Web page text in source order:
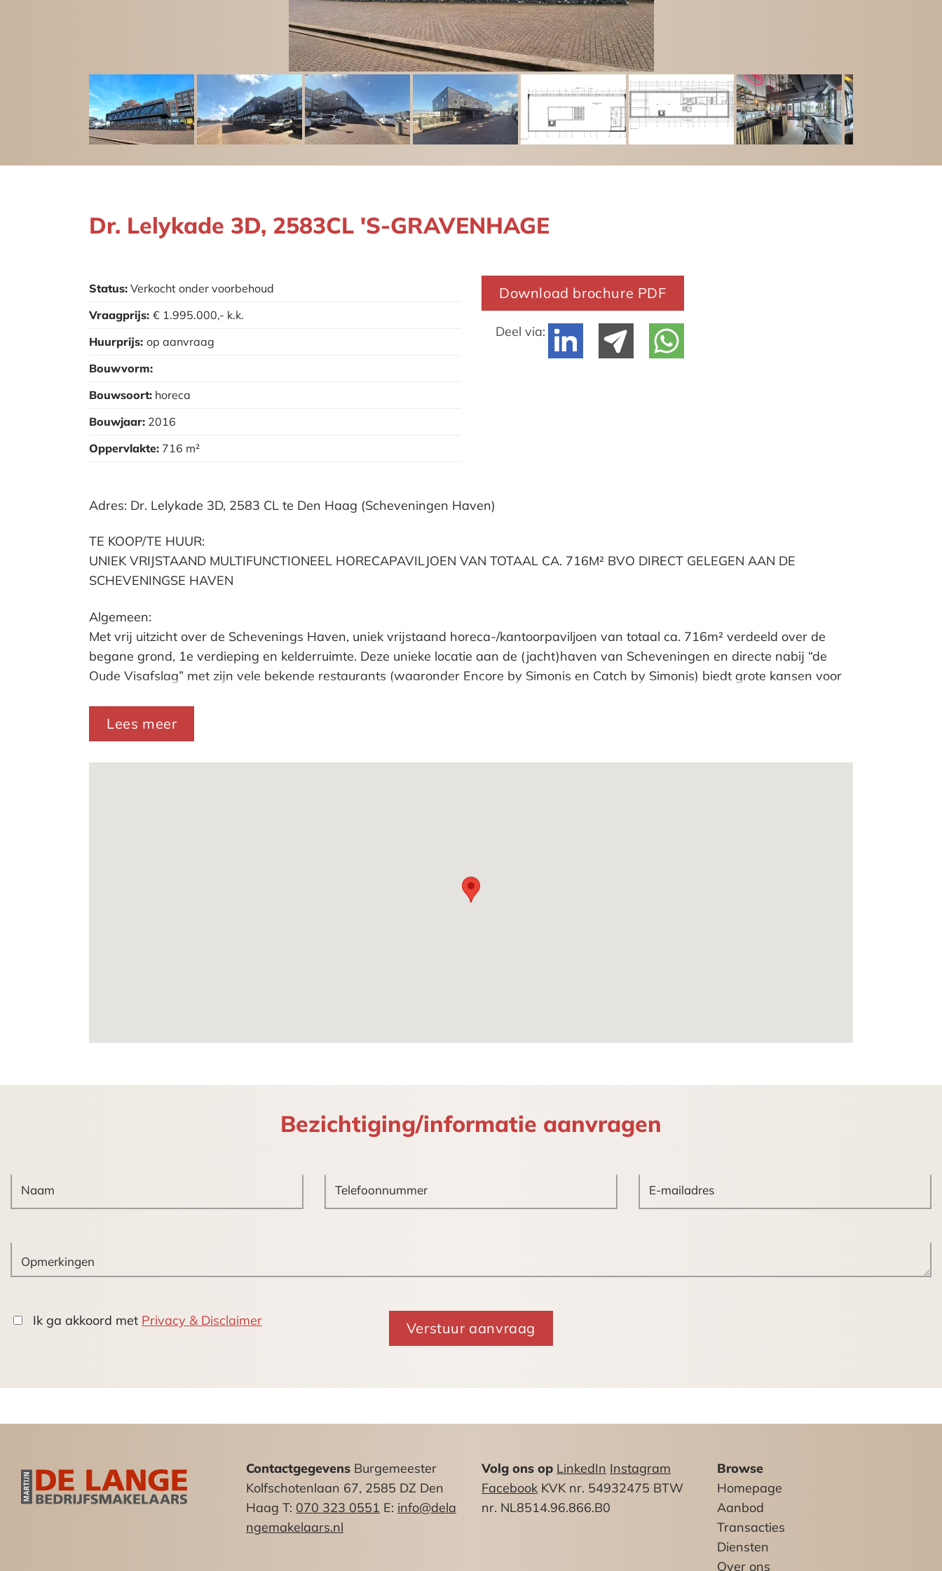
Dr. Lelykade 3D, 2583CL 'S-GRAVENHAGE
Status: Verkocht onder voorbehoud
Vraagprijs: € 1.995.000,- k.k.
Huurprijs: op aanvraag
Bouwvorm:
Bouwsoort: horeca
Bouwjaar: 2016
Oppervlakte: 716 m²
Download brochure PDF
Deel via:
Adres: Dr. Lelykade 3D, 2583 CL te Den Haag (Scheveningen Haven)
TE KOOP/TE HUUR:
UNIEK VRIJSTAAND MULTIFUNCTIONEEL HORECAPAVILJOEN VAN TOTAAL CA. 716M² BVO DIRECT GELEGEN AAN DE
SCHEVENINGSE HAVEN
Algemeen:
Met vrij uitzicht over de Schevenings Haven, uniek vrijstaand horeca-/kantoorpaviljoen van totaal ca. 716m² verdeeld over de
begane grond, 1e verdieping en kelderruimte. Deze unieke locatie aan de (jacht)haven van Scheveningen en directe nabij “de
Oude Visafslag” met zijn vele bekende restaurants (waaronder Encore by Simonis en Catch by Simonis) biedt grote kansen voor
Kadaster:
– Ruime elektrische installatie.
Eventueel benodigde vergunningen en of toestemmingen voor het gewenste gebruik door koper voor rekening en risico koper.
Op loopafstand bevinden zich de tramhaltes van de tramlijnen: 10, 11 en 17 alsmede een bushalte van buslijn 23.
Vraagprijs:
VOORWAARDEN BIJ VERHUUR
Verhuurder wenst te opteren voor BTW belaste verhuur. Indien huurder niet kan opteren voor BTW belaste huur, zal de huurprijs
met een nader te bepalen bedrag worden verhoogd.
Niet van toepassing. Huurder dient zelf abonnementen gas, water en elektriciteit aan te vragen.
Lees meer
Bezichtiging/informatie aanvragen
Ik ga akkoord met Privacy & Disclaimer
Contactgegevens Burgemeester
Kolfschotenlaan 67, 2585 DZ Den
Haag T: 070 323 0551 E: info@dela
ngemakelaars.nl
Volg ons op LinkedIn Instagram
Facebook KVK nr. 54932475 BTW
nr. NL8514.96.866.B0
Browse
Homepage
Aanbod
Transacties
Diensten
Over ons